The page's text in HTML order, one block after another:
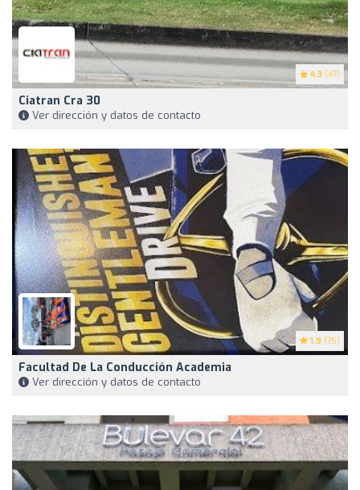
4.3 (47)
Ciatran Cra 30
Ver dirección y datos de contacto
1.9 (75)
Facultad De La Conducción Academia
Ver dirección y datos de contacto